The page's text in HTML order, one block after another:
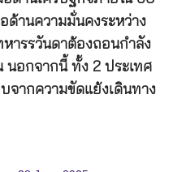
ด้านความมั่นคงระหว่าง
ารรวันดาต้องถอนกำลัง
นอกจากนี้ ทั้ง 2 ประเทศ
จากความขัดแย้งเดินทาง